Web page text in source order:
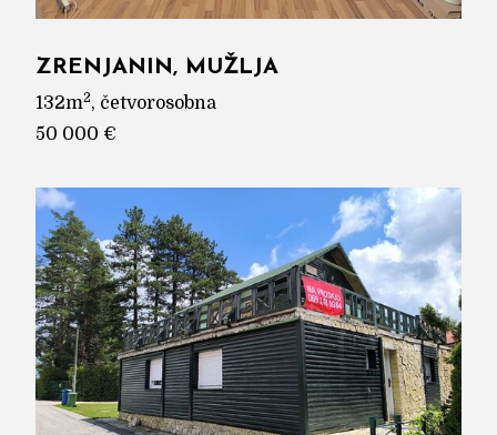
ZRENJANIN, MUŽLJA
132m2, četvorosobna
50 000 €